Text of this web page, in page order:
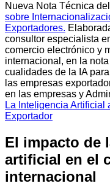
Nueva Nota Técnica del
sobre
Exportadores.
consultor especialista
comercio electrónico y
internacional, en la
cualidades de la IA
las empresas
en las empresas y
La Inteligencia Artificial
Exportador
El impacto de
artificial en el
internacional